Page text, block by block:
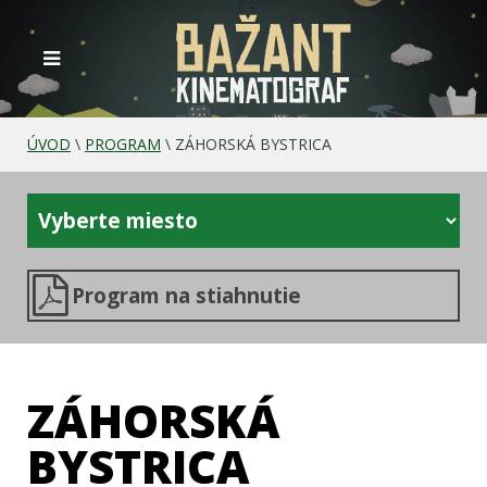
ÚVOD \ PROGRAM \ ZÁHORSKÁ BYSTRICA
Program na stiahnutie
ZÁHORSKÁ
BYSTRICA